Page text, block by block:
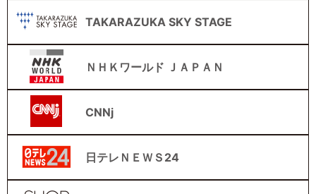
TAKARAZUKA SKY STAGE
ＮＨＫワールド ＪＡＰＡＮ
CNNj
日テレＮＥＷＳ24